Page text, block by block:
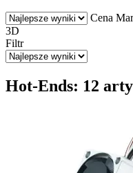
Cena
3D
Filtr
Hot-Ends: 12